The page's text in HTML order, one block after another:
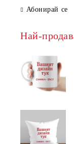
Абонирай се
Най-